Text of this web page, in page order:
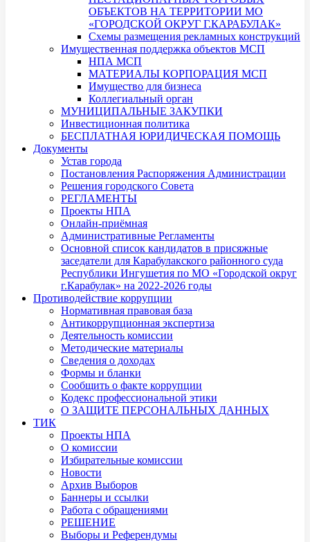
ОБЪЕКТОВ НА ТЕРРИТОРИИ МО
«ГОРОДСКОЙ ОКРУГ Г.КАРАБУЛАК»
Схемы размещения рекламных конструкций
Имущественная поддержка объектов МСП
НПА МСП
МАТЕРИАЛЫ КОРПОРАЦИЯ МСП
Имущество для бизнеса
Коллегиальный орган
МУНИЦИПАЛЬНЫЕ ЗАКУПКИ
Инвестиционная политика
БЕСПЛАТНАЯ ЮРИДИЧЕСКАЯ ПОМОЩЬ
Документы
Устав города
Постановления Распоряжения Администрации
Решения городского Совета
РЕГЛАМЕНТЫ
Проекты НПА
Онлайн-приёмная
Административные Регламенты
Основной список кандидатов в присяжные
заседатели для Карабулакского районного суда
Республики Ингушетия по МО «Городской округ
г.Карабулак» на 2022-2026 годы
Противодействие коррупции
Нормативная правовая база
Антикоррупционная экспертиза
Деятельность комиссии
Методические материалы
Сведения о доходах
Формы и бланки
Сообщить о факте коррупции
Кодекс профессиональной этики
О ЗАЩИТЕ ПЕРСОНАЛЬНЫХ ДАННЫХ
ТИК
Проекты НПА
О комиссии
Избирательные комиссии
Новости
Архив Выборов
Баннеры и ссылки
Работа с обращениями
РЕШЕНИЕ
Выборы и Референдумы